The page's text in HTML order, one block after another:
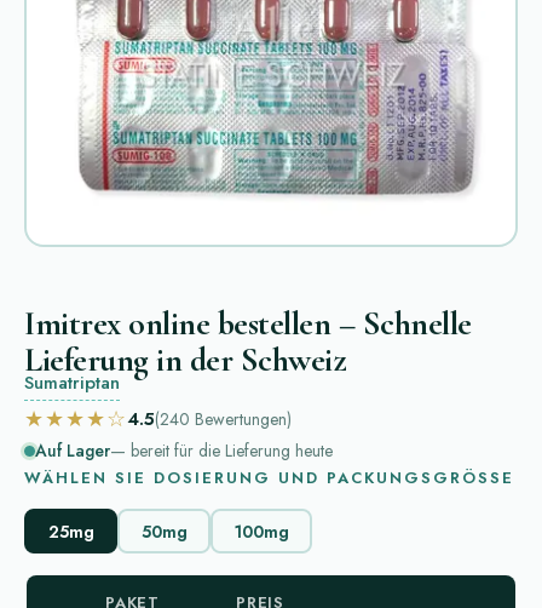
Imitrex online bestellen – Schnelle
Lieferung in der Schweiz
Sumatriptan
★★★★☆4.5(240 Bewertungen)
Auf Lager— bereit für die Lieferung heute
WÄHLEN SIE DOSIERUNG UND PACKUNGSGRÖSSE
25mg 50mg 100mg
PAKET PREIS